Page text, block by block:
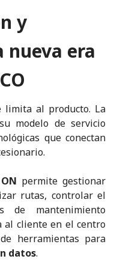
y
nueva era
limita al producto. La
modelo de servicio
que conectan
permite gestionar
rutas, controlar el
de mantenimiento
al cliente en el centro
herramientas para
datos.